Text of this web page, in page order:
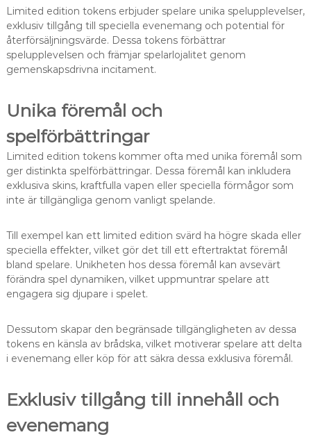
Limited edition tokens erbjuder spelare unika spelupplevelser,
exklusiv tillgång till speciella evenemang och potential för
återförsäljningsvärde. Dessa tokens förbättrar
spelupplevelsen och främjar spelarlojalitet genom
gemenskapsdrivna incitament.
Unika föremål och
spelförbättringar
Limited edition tokens kommer ofta med unika föremål som
ger distinkta spelförbättringar. Dessa föremål kan inkludera
exklusiva skins, kraftfulla vapen eller speciella förmågor som
inte är tillgängliga genom vanligt spelande.
Till exempel kan ett limited edition svärd ha högre skada eller
speciella effekter, vilket gör det till ett eftertraktat föremål
bland spelare. Unikheten hos dessa föremål kan avsevärt
förändra spel dynamiken, vilket uppmuntrar spelare att
engagera sig djupare i spelet.
Dessutom skapar den begränsade tillgängligheten av dessa
tokens en känsla av brådska, vilket motiverar spelare att delta
i evenemang eller köp för att säkra dessa exklusiva föremål.
Exklusiv tillgång till innehåll och
evenemang